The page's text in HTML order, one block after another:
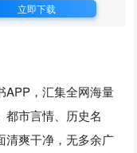
立即下载
APP，汇集全网海量
都市言情、历史名
清爽干净，无多余广